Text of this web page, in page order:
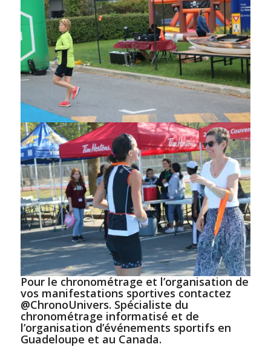
Pour le chronométrage et l’organisation de
vos manifestations sportives contactez
@ChronoUnivers. Spécialiste du
chronométrage informatisé et de
l’organisation d’événements sportifs en
Guadeloupe et au Canada.